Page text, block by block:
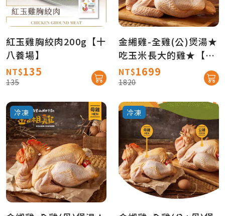
紅玉雞胸絞肉200g【十
八養場】
NT$135
135
金緗雞-全雞(公)煲湯★
吃玉米長大的雞★【產
地直送免運】
NT$1699
1820
冷凍 冷凍